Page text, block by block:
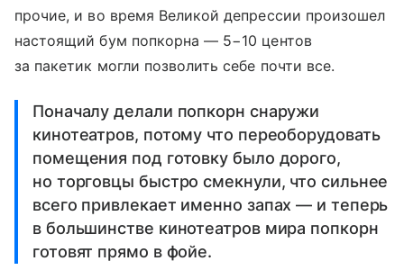
прочие, и во время Великой депрессии произошел
настоящий бум попкорна — 5−10 центов
за пакетик могли позволить себе почти все.
Поначалу делали попкорн снаружи
кинотеатров, потому что переоборудовать
помещения под готовку было дорого,
но торговцы быстро смекнули, что сильнее
всего привлекает именно запах — и теперь
в большинстве кинотеатров мира попкорн
готовят прямо в фойе.